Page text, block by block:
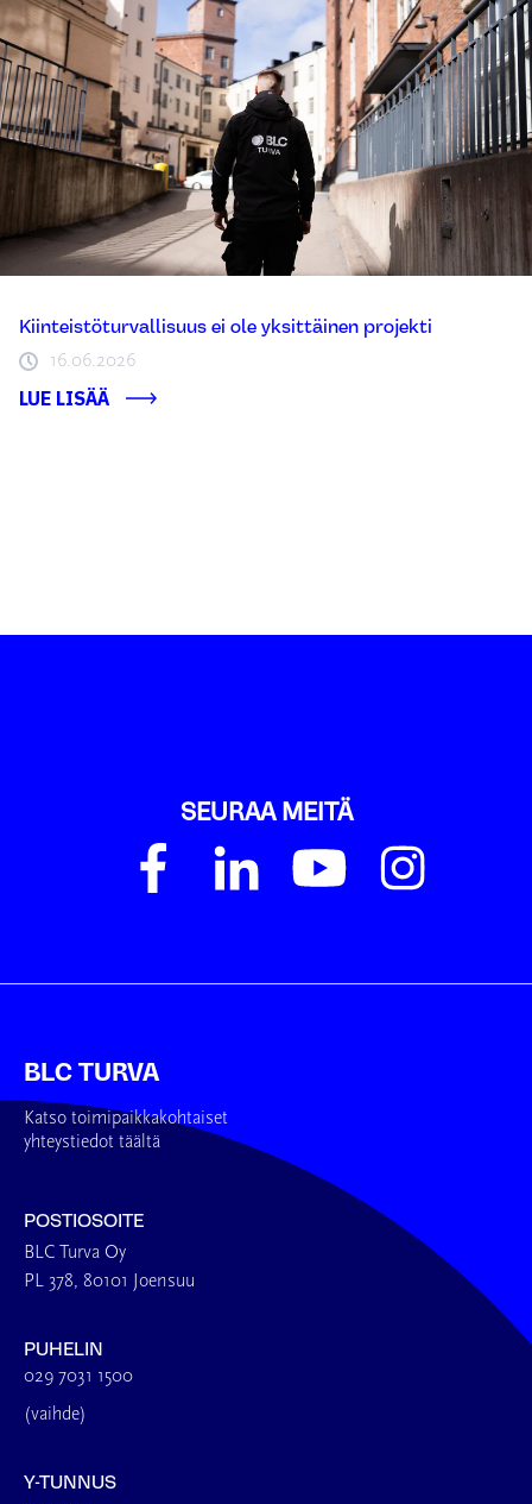
Kiinteistöturvallisuus ei ole yksittäinen projekti
16.06.2026
LUE LISÄÄ
SEURAA MEITÄ
BLC TURVA
Katso toimipaikkakohtaiset
yhteystiedot täältä
POSTIOSOITE
BLC Turva Oy
PL 378, 80101 Joensuu
PUHELIN
029 7031 1500
(vaihde)
Y-TUNNUS